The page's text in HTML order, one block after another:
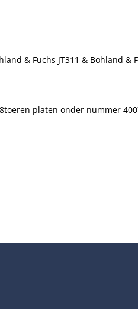
& Fuchs JT311 & Bohland &
platen onder nummer